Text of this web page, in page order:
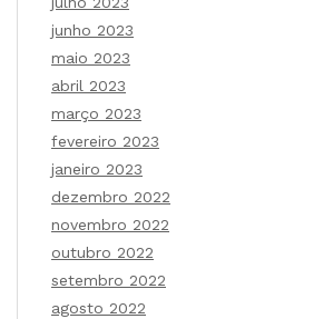
junho 2023
maio 2023
abril 2023
março 2023
fevereiro 2023
janeiro 2023
dezembro 2022
novembro 2022
outubro 2022
setembro 2022
agosto 2022